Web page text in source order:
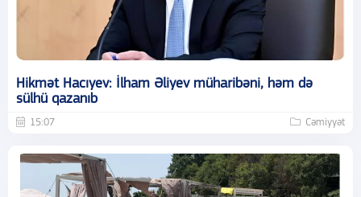
Hikmət Hacıyev: İlham Əliyev müharibəni, həm də
sülhü qazanıb
15:07 Cəmiyyət